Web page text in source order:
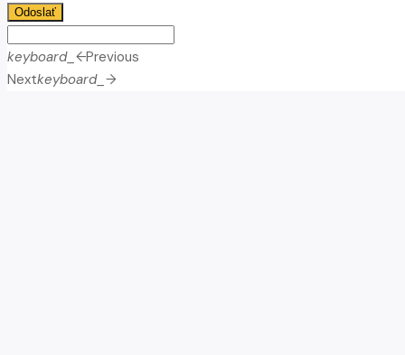
Odoslať
keyboard_arrow_leftPrevious
Nextkeyboard_arrow_right